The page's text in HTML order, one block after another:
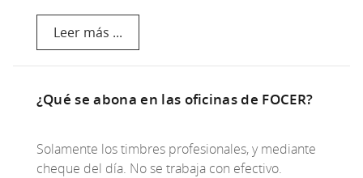
Leer más ...
¿Qué se abona en las oficinas de FOCER?
Solamente los timbres profesionales, y mediante
cheque del día. No se trabaja con efectivo.